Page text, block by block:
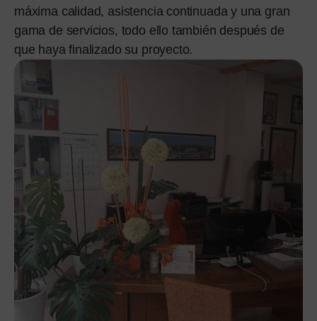
máxima calidad, asistencia continuada y una gran
gama de servicios, todo ello también después de
que haya finalizado su proyecto.